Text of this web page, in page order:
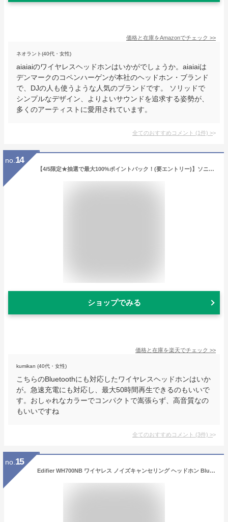
価格と在庫をAmazonでチェック >>
ネオラント(40代・女性)
aiaiaiのワイヤレスヘッドホンはいかがでしょうか。aiaiaiは
デンマークのコペンハーゲンが本社のヘッドホン・ブランド
で、DJの人も使うような人気のブランドです。 ソリッドで
シンプルなデザイン、よりよいサウンドを追求する姿勢が、
多くのアーティストに愛用されています。
全てのおすすめコメント (1件) >
no. 14
【4/5限定★抽選で最大100%ポイントバック！(要エントリー)】ソニー ワイヤレスヘッドホン SONY WH-CH520 CZ ベージュ ヘッドホン ヘッドフォン Bluetooth ブルートゥース 小型軽量 小さめ 小さい 軽い コンパクト 長時間 iPhone Android PC マイク付き 通話 WHCH520CZ
ショップでみる
価格と在庫を楽天でチェック >>
kumikan (40代・女性)
こちらのBluetoothにも対応したワイヤレスヘッドホンはいか
が。急速充電にも対応し、最大50時間再生できるのもいいで
す。おしゃれなカラーでコンパクトで嵩張らず、高音質なの
もいいですね
全てのおすすめコメント (3件) >
no. 15
Edifier WH700NB ワイヤレス ノイズキャンセリング ヘッドホン Bluetooth 5.3 外音取り込み/ENC通話ノイズキャンセリング/マルチポイント/マイク内蔵/68時間/専用アプリ対応/低遅延/折り畳み可能(黒)